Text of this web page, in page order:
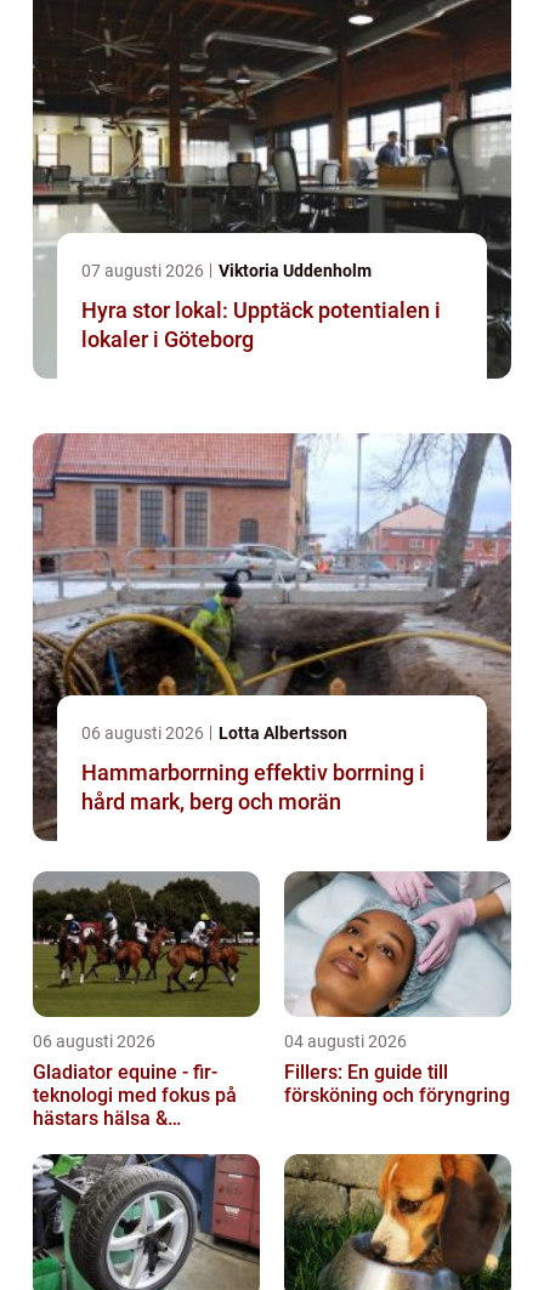
07 augusti 2026 Viktoria Uddenholm
Hyra stor lokal: Upptäck potentialen i
lokaler i Göteborg
06 augusti 2026 Lotta Albertsson
Hammarborrning effektiv borrning i
hård mark, berg och morän
06 augusti 2026
Gladiator equine - fir-
teknologi med fokus på
hästars hälsa &
04 augusti 2026
Fillers: En guide till
försköning och föryngring